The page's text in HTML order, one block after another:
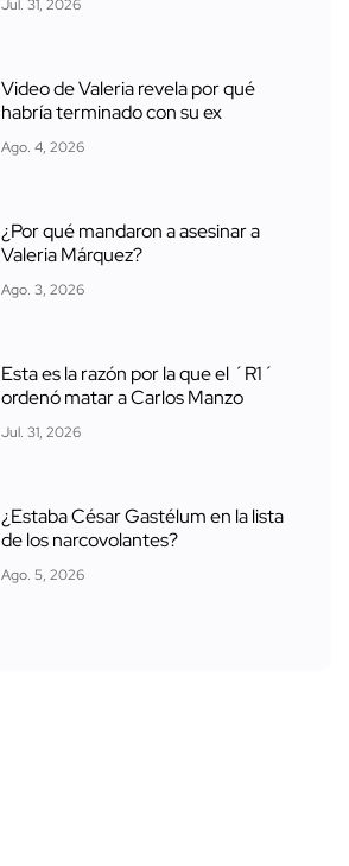
Jul. 31, 2026
Video de Valeria revela por qué
habría terminado con su ex
Ago. 4, 2026
¿Por qué mandaron a asesinar a
Valeria Márquez?
Ago. 3, 2026
Esta es la razón por la que el ´R1´
ordenó matar a Carlos Manzo
Jul. 31, 2026
¿Estaba César Gastélum en la lista
de los narcovolantes?
Ago. 5, 2026